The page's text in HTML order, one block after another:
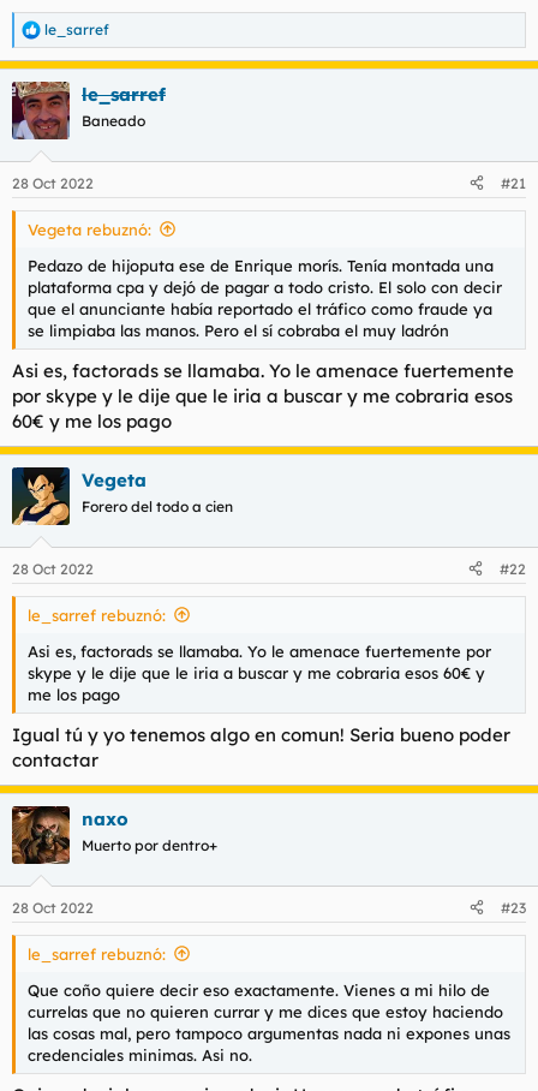
Desde que pasion y demas webs de scorts se fueron a la
mierda, estoy en 1-2k/mes. Hay veces que me saturo y me tiro
10-15 dias sin currar. Esos son los meses de 1k.
¿Cómo se llega a esas empresas rollo fuegodevida para
decirles "eh, hamijos, tengo CPAs pa vosotros"?
En mi caso concreto, yo simplemente me pongo en contacto
con las empresas (normalmente las comunicaciones son por
skype), les paso mis estadisticas previas con otras empresas
del sector, facturas etc y listo. A ellos lo que mas les preocupa
no tengas ni puta idea y te pases el dia molestando a tu
account manager por skype con gilipolleces.
Tu, o alguien que no hubiese trabajado de esto nunca, deberia
mal y cuando tengas algunas estadisticas que mostrar y algo
de experiencia, ya acercarte a empresas serias. De lo contrario
ninguna empresa decente te va a abrir cuenta.
Como curiosidad, yo en la primera que me meti, que era una
puta estafa, era del gilipollas este que sale ahora en youtube
diciendo que es trader, el tal enrique moris. Recuerdo
amenazar a ese idiota por skype cuando yo estaba empezando
en esto, porq queria chulearme una mierdafactura de 60€.
En cualquier caso, hace años que trabajo solo con 2-3
empresas, que ya tengo confianza con ellos y se que pagan
R
e
a
c
c
i
e
s
le_sarref
le_sarref
Baneado
28 Oct 2022 #21
Vegeta rebuznó:
Pedazo de hijoputa ese de Enrique morís. Tenía montada una
plataforma cpa y dejó de pagar a todo cristo. El solo con decir
que el anunciante había reportado el tráfico como fraude ya
se limpiaba las manos. Pero el sí cobraba el muy ladrón
Asi es, factorads se llamaba. Yo le amenace fuertemente
por skype y le dije que le iria a buscar y me cobraria esos
60€ y me los pago
Vegeta
Forero del todo a cien
28 Oct 2022 #22
le_sarref rebuznó:
Asi es, factorads se llamaba. Yo le amenace fuertemente por
skype y le dije que le iria a buscar y me cobraria esos 60€ y
me los pago
Igual tú y yo tenemos algo en comun! Seria bueno poder
contactar
naxo
Muerto por dentro+
28 Oct 2022 #23
le_sarref rebuznó:
Que coño quiere decir eso exactamente. Vienes a mi hilo de
currelas que no quieren currar y me dices que estoy haciendo
las cosas mal, pero tampoco argumentas nada ni expones unas
credenciales minimas. Asi no.